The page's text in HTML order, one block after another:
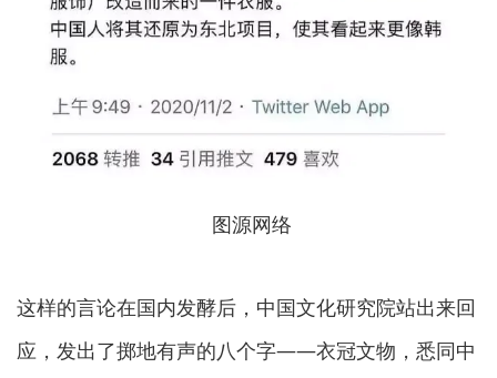
图源网络
这样的言论在国内发酵后，中国文化研究院站出来回
应，发出了掷地有声的八个字——衣冠文物，悉同中